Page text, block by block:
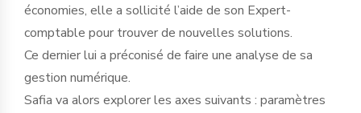
économies, elle a sollicité l’aide de son Expert-
comptable pour trouver de nouvelles solutions.
Ce dernier lui a préconisé de faire une analyse de sa
gestion numérique.
Safia va alors explorer les axes suivants : paramètres